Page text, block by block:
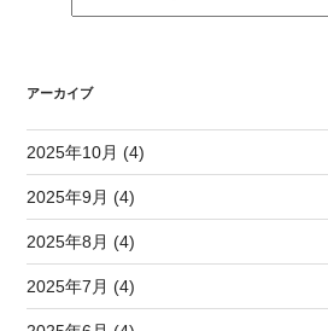
アーカイブ
2025年10月 (4)
2025年9月 (4)
2025年8月 (4)
2025年7月 (4)